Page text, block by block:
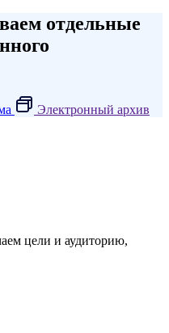
отдельные
Электронный архив
цели и аудиторию,